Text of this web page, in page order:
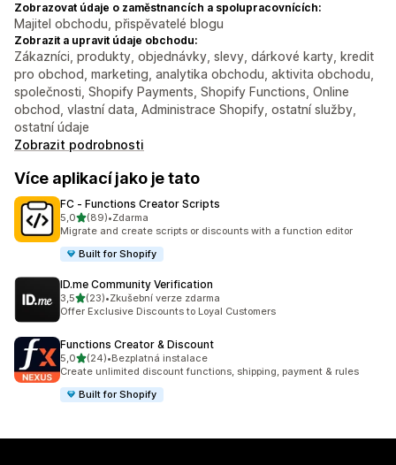
Zobrazovat údaje o zaměstnancích a spolupracovnících:
Majitel obchodu, přispěvatelé blogu
Zobrazit a upravit údaje obchodu:
Zákazníci, produkty, objednávky, slevy, dárkové karty, kredit
pro obchod, marketing, analytika obchodu, aktivita obchodu,
společnosti, Shopify Payments, Shopify Functions, Online
obchod, vlastní data, Administrace Shopify, ostatní služby,
ostatní údaje
Zobrazit podrobnosti
Více aplikací jako je tato
FC ‑ Functions Creator Scripts
5,0z 5 hvězd
(89)
Celkový počet recenzí: 89
•Zdarma
Migrate and create scripts or discounts with a function editor
Built for Shopify
ID.me Community Verification
3,5z 5 hvězd
(23)
Celkový počet recenzí: 23
•Zkušební verze zdarma
Offer Exclusive Discounts to Loyal Customers
Functions Creator & Discount
5,0z 5 hvězd
(24)
Celkový počet recenzí: 24
•Bezplatná instalace
Create unlimited discount functions, shipping, payment & rules
Built for Shopify